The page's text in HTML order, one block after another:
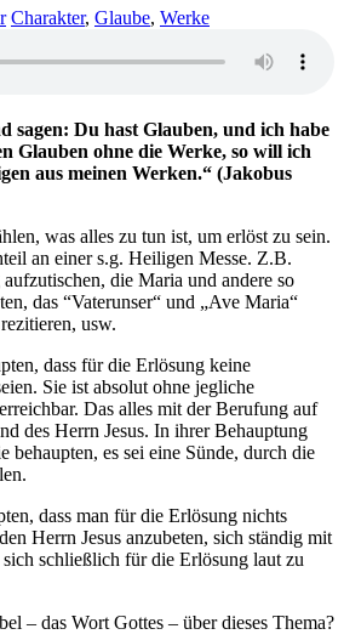
Charakter, Glaube, Werke
sagen: Du hast Glauben, und ich habe
Glauben ohne die Werke, so will ich
aus meinen Werken.“ (Jakobus
was alles zu tun ist, um erlöst zu sein.
an einer s.g. Heiligen Messe. Z.B.
die Maria und andere so
das “Vaterunser“ und „Ave Maria“
usw.
dass für die Erlösung keine
Sie ist absolut ohne jegliche
Das alles mit der Berufung auf
des Herrn Jesus. In ihrer Behauptung
behaupten, es sei eine Sünde, durch die
dass man für die Erlösung nichts
Herrn Jesus anzubeten, sich ständig mit
schließlich für die Erlösung laut zu
– das Wort Gottes – über dieses Thema?